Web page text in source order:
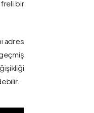
bir
adres